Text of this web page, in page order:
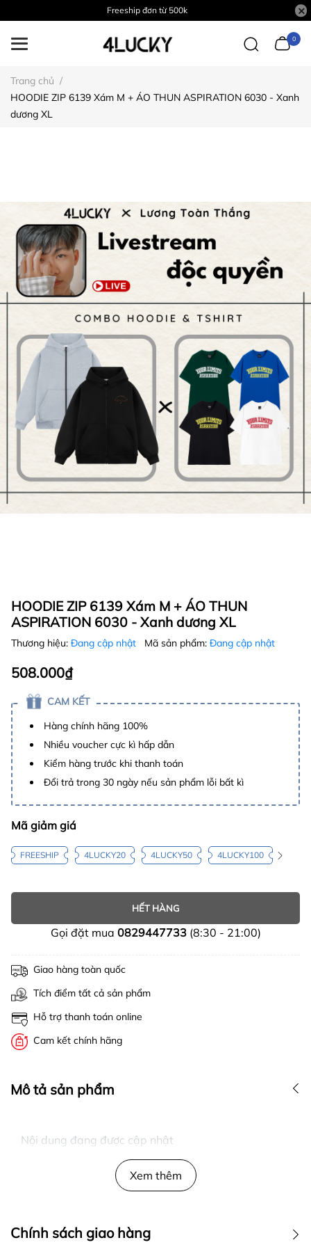
Freeship đơn từ 500k
0
Trang chủ /
HOODIE ZIP 6139 Xám M + ÁO THUN ASPIRATION 6030 - Xanh
dương XL
HOODIE ZIP 6139 Xám M + ÁO THUN
ASPIRATION 6030 - Xanh dương XL
Thương hiệu: Đang cập nhật Mã sản phẩm: Đang cập nhật
508.000₫
CAM KẾT
Hàng chính hãng 100%
Nhiều voucher cực kì hấp dẫn
Kiểm hàng trước khi thanh toán
Đổi trả trong 30 ngày nếu sản phẩm lỗi bất kì
Mã giảm giá
FREESHIP 4LUCKY20 4LUCKY50 4LUCKY100
HẾT HÀNG
Gọi đặt mua 0829447733(8:30 - 21:00)
Giao hàng toàn quốc
Tích điểm tất cả sản phẩm
Hỗ trợ thanh toán online
Cam kết chính hãng
Mô tả sản phẩm
Nội dung đang được cập nhật
Xem thêm
Chính sách giao hàng